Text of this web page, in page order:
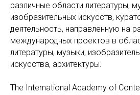
различные области литературы,
изобразительных искусств,
деятельность, направленную на
международных проектов в
литературы, музыки,
искусства, архитектуры.
The International Academy of